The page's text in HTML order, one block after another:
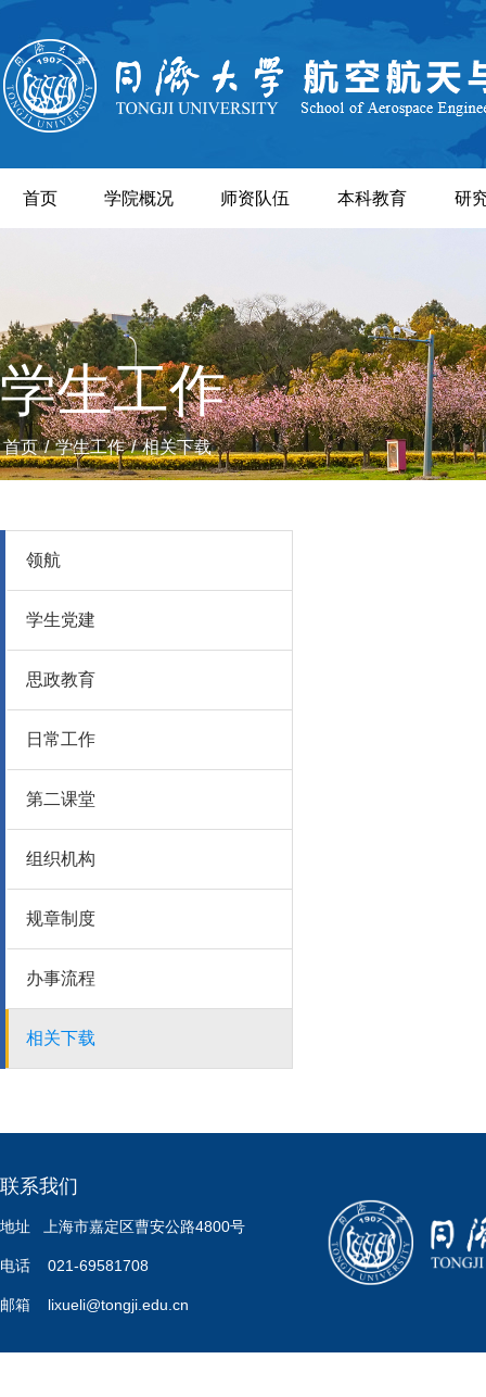
首页 学院概况 师资队伍 本科教育 研
学生工作
首页 / 学生工作 / 相关下载
领航
学生党建
思政教育
日常工作
第二课堂
组织机构
规章制度
办事流程
相关下载
联系我们
地址 上海市嘉定区曹安公路4800号
电话 021-69581708
邮箱 lixueli@tongji.edu.cn